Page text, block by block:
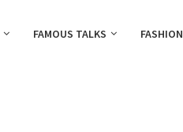
FAMOUS TALKS FASHION